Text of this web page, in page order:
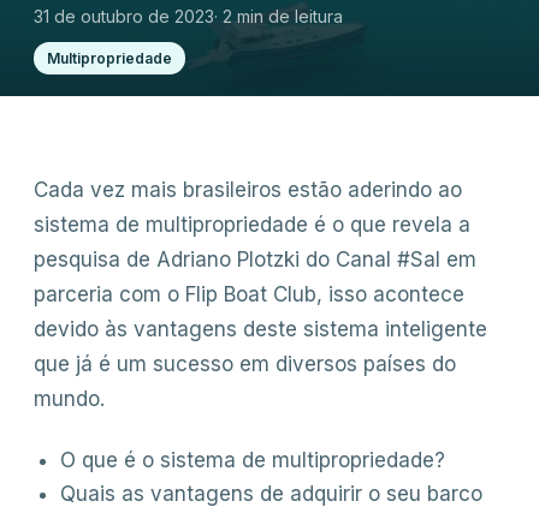
31 de outubro de 2023· 2 min de leitura
Multipropriedade
Cada vez mais brasileiros estão aderindo ao
sistema de multipropriedade é o que revela a
pesquisa de Adriano Plotzki do Canal #Sal em
parceria com o Flip Boat Club, isso acontece
devido às vantagens deste sistema inteligente
que já é um sucesso em diversos países do
mundo.
O que é o sistema de multipropriedade?
Quais as vantagens de adquirir o seu barco